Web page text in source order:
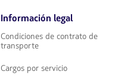
Información legal
Condiciones de contrato de
transporte
Cargos por servicio